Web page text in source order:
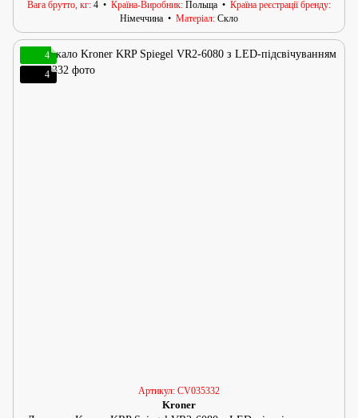
Вага брутто, кг 4 Країна-Виробник Польща
Країна реєстрації бренду
Німеччина
Матеріал Скло
4
4
Артикул: CV035332
Kroner